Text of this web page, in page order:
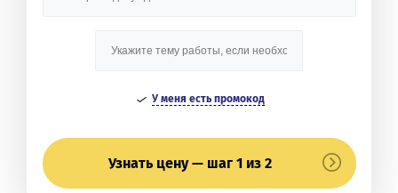
У меня есть промокод
Узнать цену — шаг 1 из 2